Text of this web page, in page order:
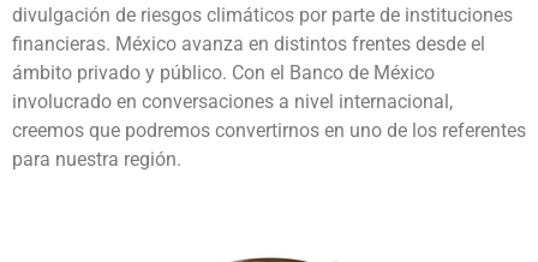
divulgación de riesgos climáticos por parte de instituciones
financieras. México avanza en distintos frentes desde el
ámbito privado y público. Con el Banco de México
involucrado en conversaciones a nivel internacional,
creemos que podremos convertirnos en uno de los referentes
para nuestra región.